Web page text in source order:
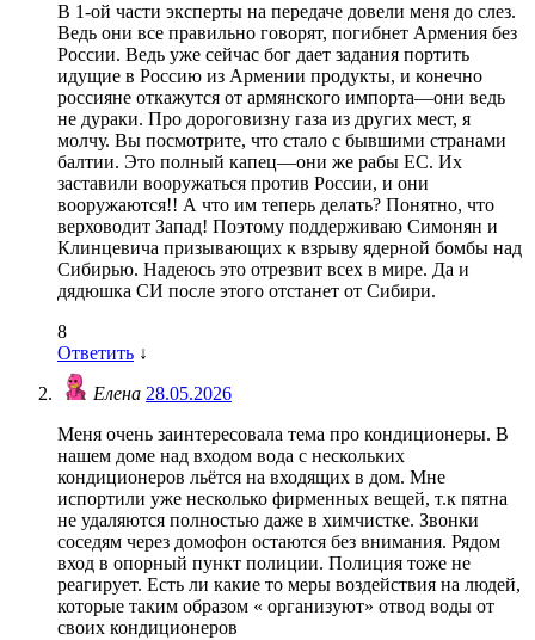
В 1-ой части эксперты на передаче довели меня до слез.
Ведь они все правильно говорят, погибнет Армения без
России. Ведь уже сейчас бог дает задания портить
идущие в Россию из Армении продукты, и конечно
россияне откажутся от армянского импорта—они ведь
не дураки. Про дороговизну газа из других мест, я
молчу. Вы посмотрите, что стало с бывшими странами
балтии. Это полный капец—они же рабы ЕС. Их
заставили вооружаться против России, и они
вооружаются!! А что им теперь делать? Понятно, что
верховодит Запад! Поэтому поддерживаю Симонян и
Клинцевича призывающих к взрыву ядерной бомбы над
Сибирью. Надеюсь это отрезвит всех в мире. Да и
дядюшка СИ после этого отстанет от Сибири.
8
Ответить ↓
Елена 28.05.2026
Меня очень заинтересовала тема про кондиционеры. В
нашем доме над входом вода с нескольких
кондиционеров льётся на входящих в дом. Мне
испортили уже несколько фирменных вещей, т.к пятна
не удаляются полностью даже в химчистке. Звонки
соседям через домофон остаются без внимания. Рядом
вход в опорный пункт полиции. Полиция тоже не
реагирует. Есть ли какие то меры воздействия на людей,
которые таким образом « организуют» отвод воды от
своих кондиционеров